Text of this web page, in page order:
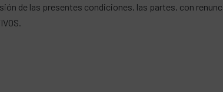
de las presentes condiciones, las partes, con